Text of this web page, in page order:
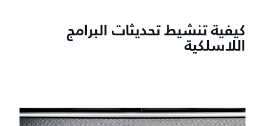
كيفية تنشيط تحديثات البرامج
اللاسلكية